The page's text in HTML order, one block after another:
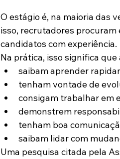
O estágio é, na maioria das
isso, recrutadores
candidatos com experiência.
Na prática, isso significa
saibam aprender
tenham vontade de
consigam trabalhar em
demonstrem
tenham boa
saibam lidar com
Uma pesquisa citada pela